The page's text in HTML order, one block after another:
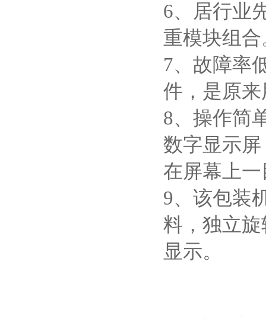
6、居行业
重模块组合
7、故障率
件，是原
8、操作简
数字显示
在屏幕上
9、该包装
料，独立
显示。